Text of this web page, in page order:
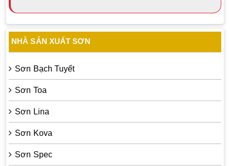
NHÀ SẢN XUẤT SƠN
Sơn Bạch Tuyết
Sơn Toa
Sơn Lina
Sơn Kova
Sơn Spec